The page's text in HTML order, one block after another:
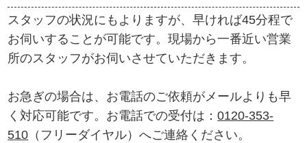
スタッフの状況にもよりますが、早ければ45分程で
お伺いすることが可能です。現場から一番近い営業
所のスタッフがお伺いさせていただきます。
お急ぎの場合は、お電話のご依頼がメールよりも早
く対応可能です。お電話での受付は：0120-353-
510 （フリーダイヤル）へご連絡ください。